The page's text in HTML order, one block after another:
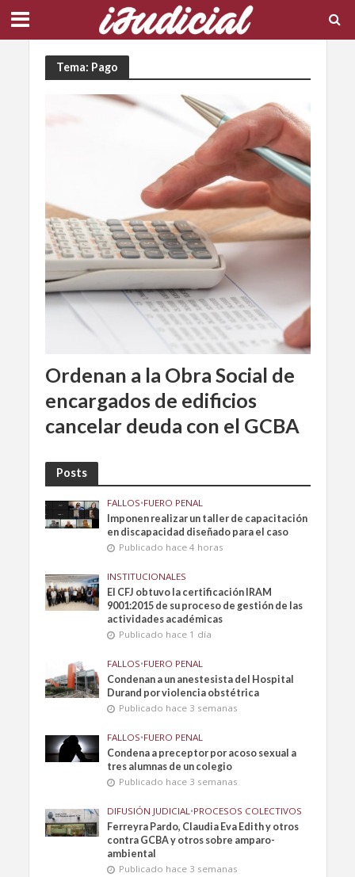
Tema: Pago
Ordenan a la Obra Social de
encargados de edificios
cancelar deuda con el GCBA
Posts
FALLOS•FUERO PENAL
Imponen realizar un taller de capacitación
en discapacidad diseñado para el caso
Publicado hace 4 horas
INSTITUCIONALES
El CFJ obtuvo la certificación IRAM
9001:2015 de su proceso de gestión de las
actividades académicas
Publicado hace 1 día
FALLOS•FUERO PENAL
Condenan a un anestesista del Hospital
Durand por violencia obstétrica
Publicado hace 3 semanas
FALLOS•FUERO PENAL
Condena a preceptor por acoso sexual a
tres alumnas de un colegio
Publicado hace 3 semanas
DIFUSIÓN JUDICIAL•PROCESOS COLECTIVOS
Ferreyra Pardo, Claudia Eva Edith y otros
contra GCBA y otros sobre amparo-
ambiental
Publicado hace 3 semanas